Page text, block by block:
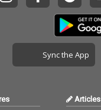
Sync the App
Articles